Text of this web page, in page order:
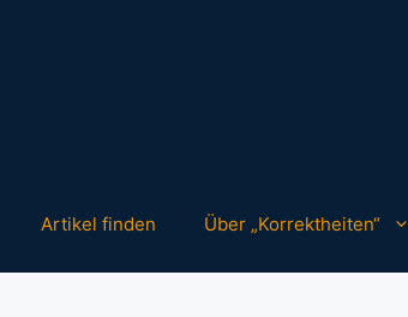
Artikel finden Über „Korrektheiten“